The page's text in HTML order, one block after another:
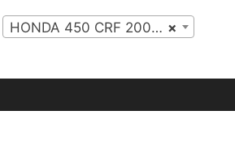
×
HONDA 450 CRF 2007 (55)